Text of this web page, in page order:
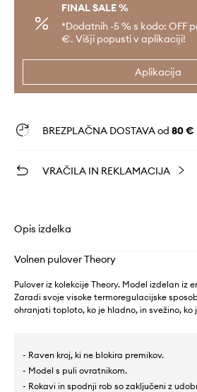
FINAL SALE %
*Dodatnih -5 % s kodo: OFF
€. Višji popusti v aplikaciji!
Aplikacija
BREZPLAČNA DOSTAVA od 80 €
VRAČILA IN REKLAMACIJA
Opis izdelka
Volnen pulover Theory
Pulover iz kolekcije Theory. Model izdelan iz
Zaradi svoje visoke termoregulacijske
ohranjati toploto, ko je hladno, in svežino, ko
- Raven kroj, ki ne blokira premikov.
- Model s puli ovratnikom.
- Rokavi in spodnji rob so zaključeni z